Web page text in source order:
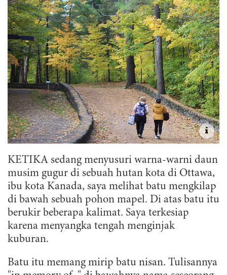
KETIKA sedang menyusuri warna-warni daun
musim gugur di sebuah hutan kota di Ottawa,
ibu kota Kanada, saya melihat batu mengkilap
di bawah sebuah pohon mapel. Di atas batu itu
berukir beberapa kalimat. Saya terkesiap
karena menyangka tengah menginjak
kuburan.
Batu itu memang mirip batu nisan. Tulisannya